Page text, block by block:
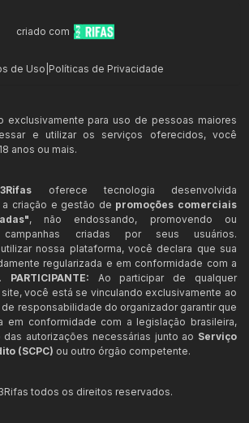
criado com
de Uso Políticas de Privacidade
exclusivamente para uso de pessoas maiores
e utilizar os serviços oferecidos, você
anos ou mais.
oferece tecnologia desenvolvida
criação e gestão de promoções comerciais
, não endossando, promovendo ou
criadas por seus usuários.
nossa plataforma, você declara que sua
regularizada e em conformidade com a
PARTICIPANTE: Ao participar de qualquer
você está se vinculando exclusivamente ao
de responsabilidade do organizador garantir que
em conformidade com a legislação brasileira,
autorizações necessárias junto ao Serviço
(SCPC) ou outro órgão competente.
todos os direitos reservados.